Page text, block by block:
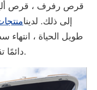
قرص رفرف ، قرص
إلى ذلك. لدينا
طويل الحياة ،
دائمًا تقديم أفضل جودة للسوق العالمي.